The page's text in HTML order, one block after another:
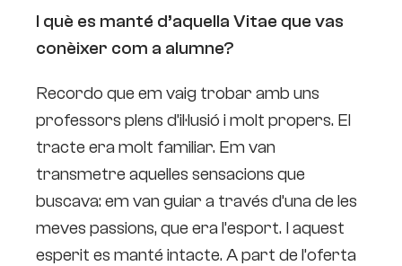
I què es manté d’aquella Vitae que vas
conèixer com a alumne?
Recordo que em vaig trobar amb uns
professors plens d’il·lusió i molt propers. El
tracte era molt familiar. Em van
transmetre aquelles sensacions que
buscava: em van guiar a través d’una de les
meves passions, que era l’esport. I aquest
esperit es manté intacte. A part de l’oferta